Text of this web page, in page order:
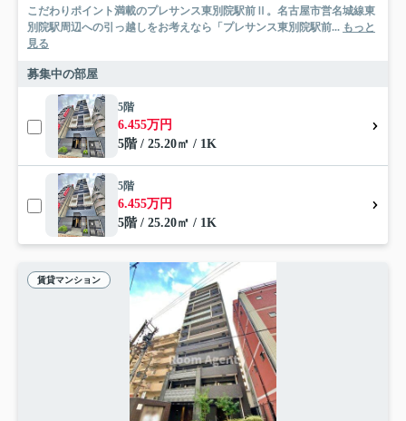
こだわりポイント満載のプレサンス東別院駅前Ⅱ。名古屋市営名城線東
別院駅周辺への引っ越しをお考えなら「プレサンス東別院駅前... もっと
見る
募集中の部屋
5階
6.455万円
5階 / 25.20㎡ / 1K
5階
6.455万円
5階 / 25.20㎡ / 1K
賃貸マンション